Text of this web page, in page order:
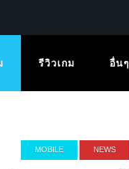
รีวิวเกม อื่นๆ
MOBILE NEWS